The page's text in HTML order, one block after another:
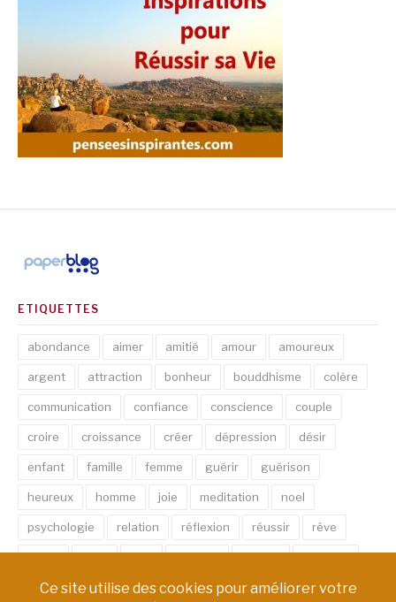
ETIQUETTES
abondance aimer amitié amour amoureux
argent attraction bonheur bouddhisme colère
communication confiance conscience couple
croire croissance créer dépression désir
enfant famille femme guérir guérison
heureux homme joie meditation noel
psychologie relation réflexion réussir rêve
santé sexe soin spirituel succès thérapie
vie âme émotion énergie équilibre